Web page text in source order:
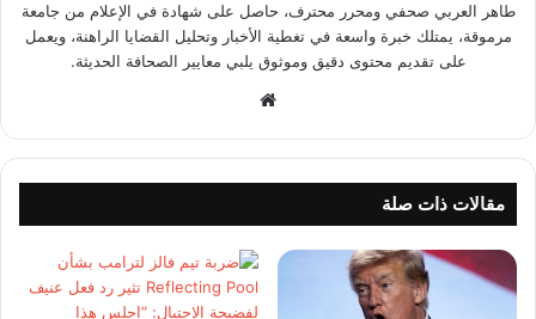
طاهر العربي صحفي ومحرر محترف، حاصل على شهادة في الإعلام من جامعة
مرموقة، يمتلك خبرة واسعة في تغطية الأخبار وتحليل القضايا الراهنة، ويعمل
على تقديم محتوى دقيق وموثوق يلبي معايير الصحافة الحديثة.
مقالات ذات صلة